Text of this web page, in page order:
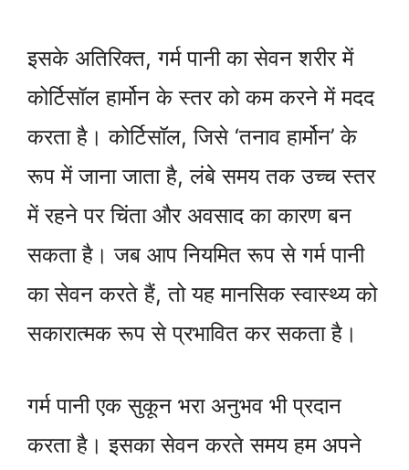
इसके अतिरिक्त, गर्म पानी का सेवन शरीर में
कोर्टिसॉल हार्मोन के स्तर को कम करने में मदद
करता है। कोर्टिसॉल, जिसे ‘तनाव हार्मोन’ के
रूप में जाना जाता है, लंबे समय तक उच्च स्तर
में रहने पर चिंता और अवसाद का कारण बन
सकता है। जब आप नियमित रूप से गर्म पानी
का सेवन करते हैं, तो यह मानसिक स्वास्थ्य को
सकारात्मक रूप से प्रभावित कर सकता है।
गर्म पानी एक सुकून भरा अनुभव भी प्रदान
करता है। इसका सेवन करते समय हम अपने